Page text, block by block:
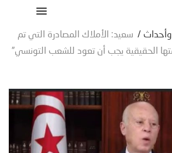
/ سعيد: الأملاك المصادرة التي تم
الحقيقية يجب أن تعود للشعب التونسي”